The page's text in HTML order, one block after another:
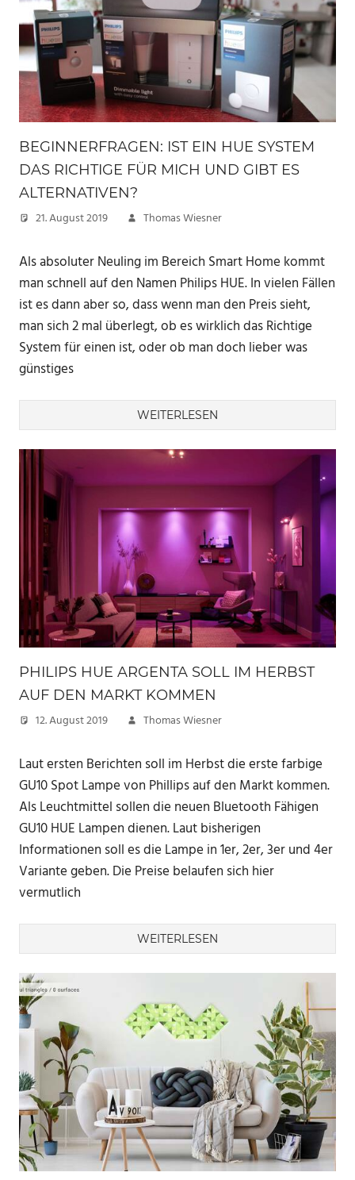
BEGINNERFRAGEN: IST EIN HUE SYSTEM
DAS RICHTIGE FÜR MICH UND GIBT ES
ALTERNATIVEN?
21. August 2019 Thomas Wiesner
Als absoluter Neuling im Bereich Smart Home kommt
man schnell auf den Namen Philips HUE. In vielen Fällen
ist es dann aber so, dass wenn man den Preis sieht,
man sich 2 mal überlegt, ob es wirklich das Richtige
System für einen ist, oder ob man doch lieber was
günstiges
WEITERLESEN
PHILIPS HUE ARGENTA SOLL IM HERBST
AUF DEN MARKT KOMMEN
12. August 2019 Thomas Wiesner
Laut ersten Berichten soll im Herbst die erste farbige
GU10 Spot Lampe von Phillips auf den Markt kommen.
Als Leuchtmittel sollen die neuen Bluetooth Fähigen
GU10 HUE Lampen dienen. Laut bisherigen
Informationen soll es die Lampe in 1er, 2er, 3er und 4er
Variante geben. Die Preise belaufen sich hier
vermutlich
WEITERLESEN